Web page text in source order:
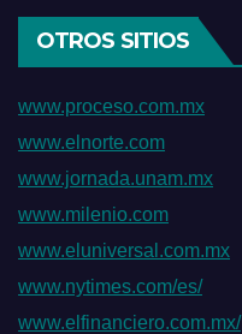
OTROS SITIOS
www.proceso.com.mx
www.elnorte.com
www.jornada.unam.mx
www.milenio.com
www.eluniversal.com.mx
www.nytimes.com/es/
www.elfinanciero.com.mx/